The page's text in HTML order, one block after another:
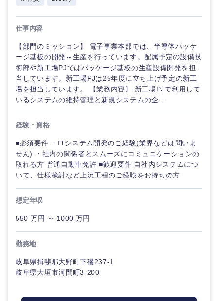
仕事内容
【部門のミッション】 電子事業本部では、半導体パッケ
ージ基板の開発～生産を行っています。配属予定の設備技
術部や新工場PJではパッケージ基板の生産設備開発を担
当しています。新工場PJは25年度に立ち上げ予定の新工
場を担当しています。 【業務内容】 新工場PJで利用して
いるシステムの維持管理と新規システムの企...
経験・資格
■必須要件 ・ITシステム開発のご経験(業界などは問いま
せん) ・社内の関係者とスムーズにコミュニケーションの
取れる方 普通自動車免許 ■歓迎要件 自社内システムにつ
いて、仕様検討など上流工程のご経験をお持ちの方
想定年収
550 万円 ～ 1000 万円
勤務地
岐阜県揖斐郡大野町下磯237-1
岐阜県大垣市河間町3-200